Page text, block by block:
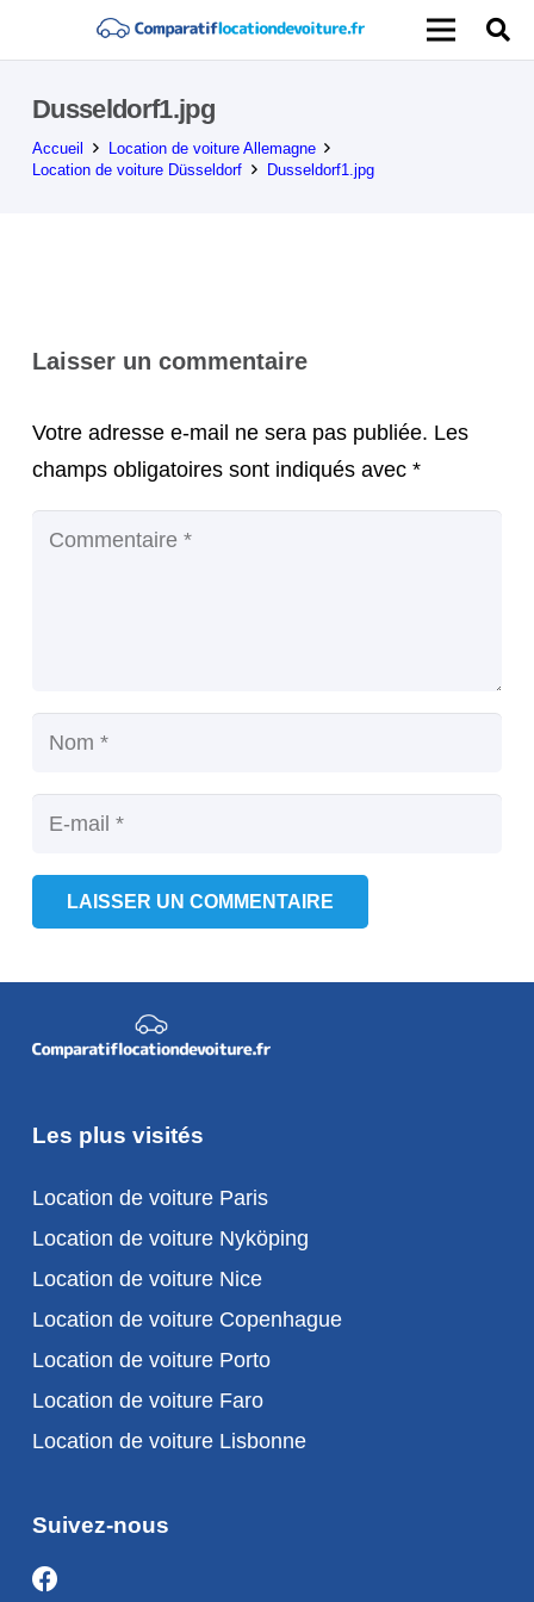
Dusseldorf1.jpg
Accueil
Location de voiture Allemagne
Location de voiture Düsseldorf
Dusseldorf1.jpg
Laisser un commentaire
Votre adresse e-mail ne sera pas publiée. Les
champs obligatoires sont indiqués avec *
LAISSER UN COMMENTAIRE
Les plus visités
Location de voiture Paris
Location de voiture Nyköping
Location de voiture Nice
Location de voiture Copenhague
Location de voiture Porto
Location de voiture Faro
Location de voiture Lisbonne
Suivez-nous